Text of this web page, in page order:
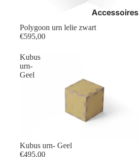
Accessoires
Polygoon urn lelie zwart
€595,00
Kubus
urn-
Geel
Kubus urn- Geel
€495,00